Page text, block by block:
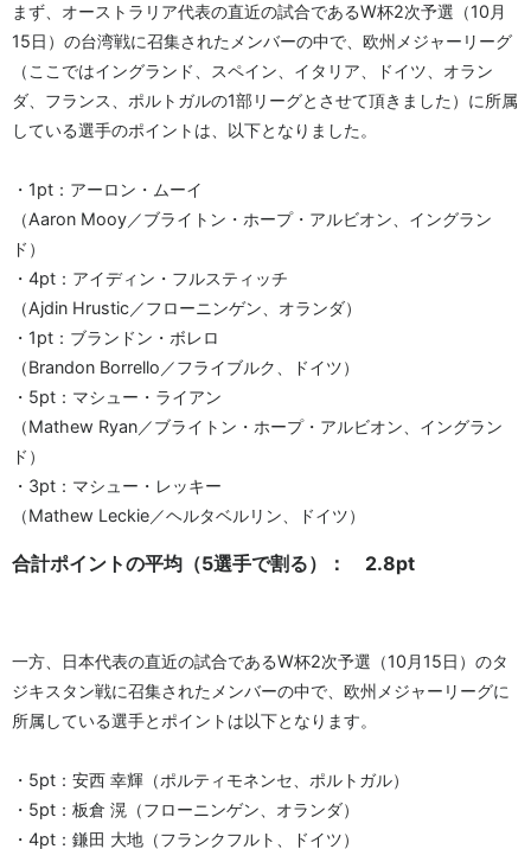
まず、オーストラリア代表の直近の試合であるW杯2次予選（10月
15日）の台湾戦に召集されたメンバーの中で、欧州メジャーリーグ
（ここではイングランド、スペイン、イタリア、ドイツ、オラン
ダ、フランス、ポルトガルの1部リーグとさせて頂きました）に所属
している選手のポイントは、以下となりました。
・1pt：アーロン・ムーイ
（Aaron Mooy／ブライトン・ホープ・アルビオン、イングラン
ド）
・4pt：アイディン・フルスティッチ
（Ajdin Hrustic／フローニンゲン、オランダ）
・1pt：ブランドン・ボレロ
（Brandon Borrello／フライブルク、ドイツ）
・5pt：マシュー・ライアン
（Mathew Ryan／ブライトン・ホープ・アルビオン、イングラン
ド）
・3pt：マシュー・レッキー
（Mathew Leckie／ヘルタベルリン、ドイツ）
合計ポイントの平均（5選手で割る）： 2.8pt
一方、日本代表の直近の試合であるW杯2次予選（10月15日）のタ
ジキスタン戦に召集されたメンバーの中で、欧州メジャーリーグに
所属している選手とポイントは以下となります。
・5pt：安西 幸輝（ポルティモネンセ、ポルトガル）
・5pt：板倉 滉（フローニンゲン、オランダ）
・4pt：鎌田 大地（フランクフルト、ドイツ）